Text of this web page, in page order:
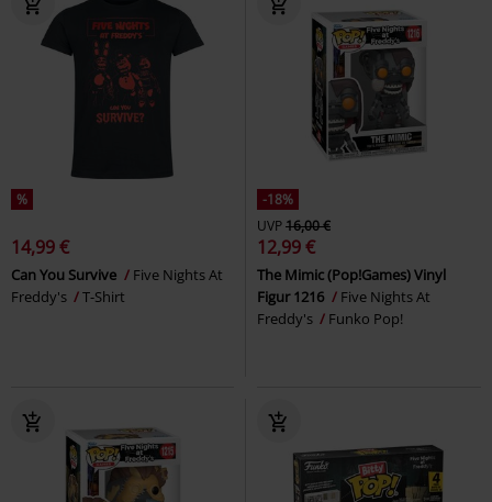
%
14,99 €
Can You Survive
Five Nights At
Freddy's
T-Shirt
-18%
UVP16,00 €
12,99 €
The Mimic (Pop!Games) Vinyl
Figur 1216
Five Nights At
Freddy's
Funko Pop!